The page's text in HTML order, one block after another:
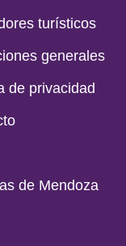
turísticos
generales
de privacidad
de Mendoza